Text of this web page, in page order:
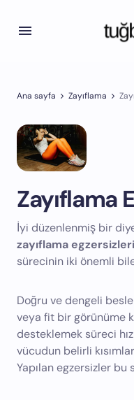
Ana sayfa Zayıflama
Zayıflama
İyi düzenlenmiş bir
zayıflama egzersizleri
sürecinin iki önemli
Doğru ve dengeli
veya fit bir görünüme
desteklemek süreci
vücudun belirli
Yapılan egzersizler bu